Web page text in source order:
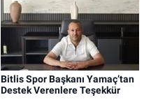
Bitlis Spor Başkanı Yamaç’tan
Destek Verenlere Teşekkür